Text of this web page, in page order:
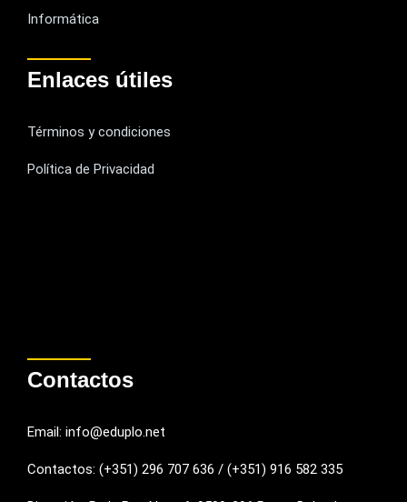
Informática
Enlaces útiles
Términos y condiciones
Política de Privacidad
Contactos
Email: info@eduplo.net
Contactos: (+351) 296 707 636 / (+351) 916 582 335